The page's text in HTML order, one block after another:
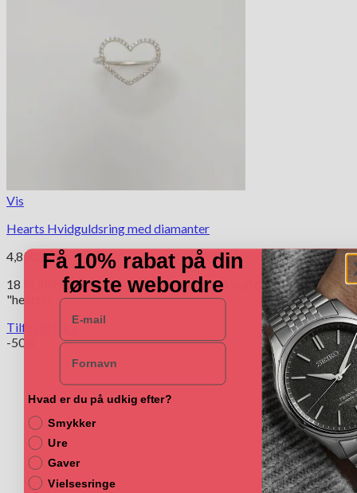
Vis
Hearts Hvidguldsring med diamanter
4,850.00kr.
18 kt SKN hvidgulds hjerte ring med 0,16 w.si diamanter
"hearts".
Tilføj til kurv
-50%
Få 10% rabat på din
første webordre
E-mail
Navn
Hvad er du på udkig efter?
Smykker
Ure
Gaver
Vielsesringe